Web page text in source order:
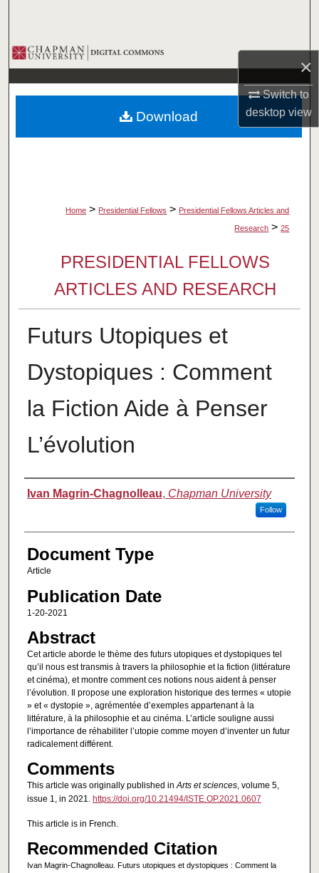
×
Switch to
desktopview
Browse Collections
My Account
About
Home > Presidential Fellows > Presidential Fellows Articles and
Research > 25
PRESIDENTIAL FELLOWS
ARTICLES AND RESEARCH
Futurs Utopiques et
Dystopiques : Comment
la Fiction Aide à Penser
L’évolution
Authors
Ivan Magrin-Chagnolleau, Chapman University
Follow
Document Type
Article
Publication Date
1-20-2021
Abstract
Cet article aborde le thème des futurs utopiques et dystopiques tel
qu’il nous est transmis à travers la philosophie et la fiction (littérature
et cinéma), et montre comment ces notions nous aident à penser
l’évolution. Il propose une exploration historique des termes « utopie
» et « dystopie », agrémentée d’exemples appartenant à la
littérature, à la philosophie et au cinéma. L’article souligne aussi
l’importance de réhabiliter l’utopie comme moyen d’inventer un futur
radicalement différent.
Comments
This article was originally published inArts et sciences, volume 5,
issue 1, in 2021. https://doi.org/10.21494/ISTE.OP.2021.0607
This article is in French.
Recommended Citation
Ivan Magrin-Chagnolleau. Futurs utopiques et dystopiques : Comment la
Download